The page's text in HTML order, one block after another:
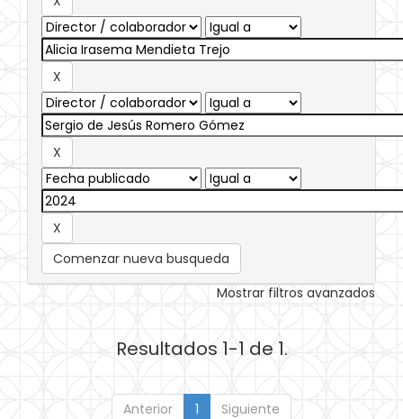
Comenzar nueva busqueda
Mostrar filtros avanzados
Resultados 1-1 de 1.
Anterior 1 Siguiente